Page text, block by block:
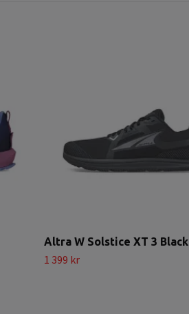
Altra W Solstice XT 3 Black
1 399 kr